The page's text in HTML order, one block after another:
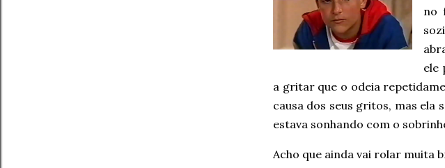
no
ele
a gritar que o odeia
causa dos seus gritos, mas ela
estava sonhando com o
Acho que ainda vai rolar muita